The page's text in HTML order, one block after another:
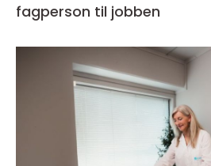
fagperson til jobben